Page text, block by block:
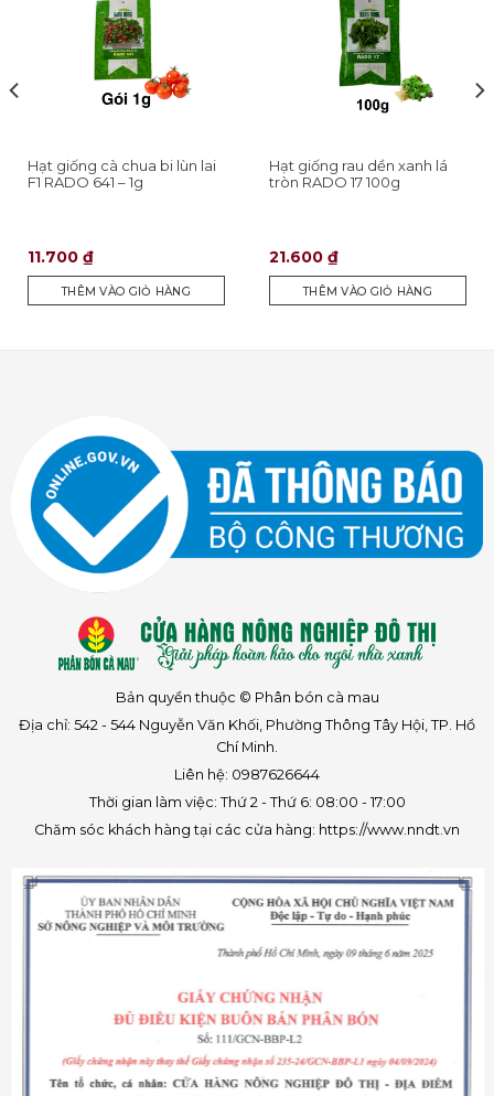
Hạt giống cà chua bi lùn lai
F1 RADO 641 – 1g
11.700 ₫
THÊM VÀO GIỎ HÀNG
Hạt giống rau dền xanh lá
tròn RADO 17 100g
21.600 ₫
THÊM VÀO GIỎ HÀNG
Bản quyền thuộc © Phân bón cà mau
Địa chỉ: 542 - 544 Nguyễn Văn Khối, Phường Thông Tây Hội, TP. Hồ
Chí Minh.
Liên hệ: 0987626644
Thời gian làm việc: Thứ 2 - Thứ 6: 08:00 - 17:00
Chăm sóc khách hàng tại các cửa hàng: https://www.nndt.vn